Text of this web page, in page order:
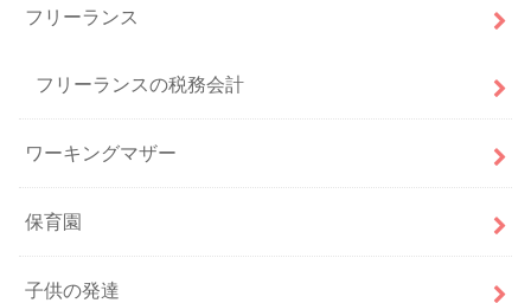
フリーランス
フリーランスの税務会計
ワーキングマザー
保育園
子供の発達